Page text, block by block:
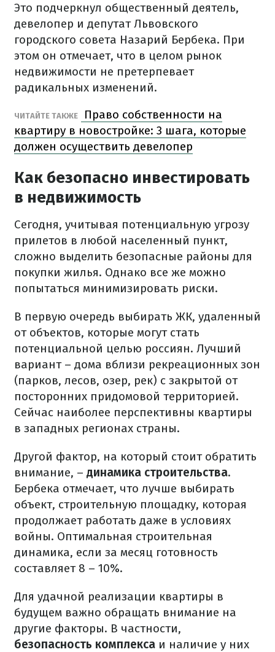
Это подчеркнул общественный деятель,
девелопер и депутат Львовского
городского совета Назарий Бербека. При
этом он отмечает, что в целом рынок
недвижимости не претерпевает
радикальных изменений.
ЧИТАЙТЕ ТАКЖЕ
Право собственности на
квартиру в новостройке: 3 шага, которые
должен осуществить девелопер
Как безопасно инвестировать
в недвижимость
Сегодня, учитывая потенциальную угрозу
прилетов в любой населенный пункт,
сложно выделить безопасные районы для
покупки жилья. Однако все же можно
попытаться минимизировать риски.
В первую очередь выбирать ЖК, удаленный
от объектов, которые могут стать
потенциальной целью россиян. Лучший
вариант – дома вблизи рекреационных зон
(парков, лесов, озер, рек) с закрытой от
посторонних придомовой территорией.
Сейчас наиболее перспективны квартиры
в западных регионах страны.
Другой фактор, на который стоит обратить
внимание, – динамика строительства.
Бербека отмечает, что лучше выбирать
объект, строительную площадку, которая
продолжает работать даже в условиях
войны. Оптимальная строительная
динамика, если за месяц готовность
составляет 8 – 10%.
Для удачной реализации квартиры в
будущем важно обращать внимание на
другие факторы. В частности,
безопасность комплекса и наличие у них